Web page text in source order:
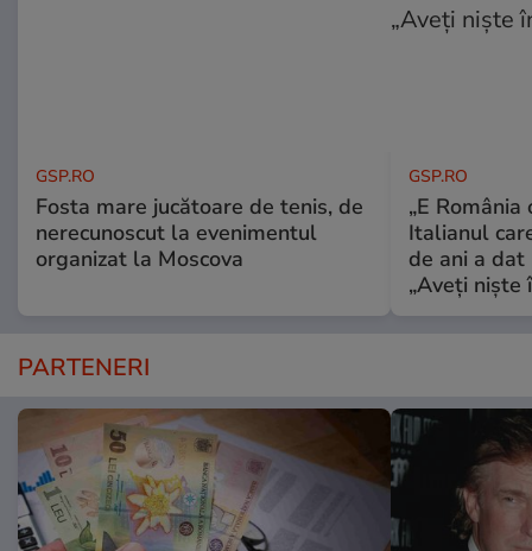
GSP.RO
Fosta mare jucătoare de tenis, de
nerecunoscut la evenimentul
organizat la Moscova
GSP.RO
„E
Italianul
de ani a
„Aveți niște
PARTENERI